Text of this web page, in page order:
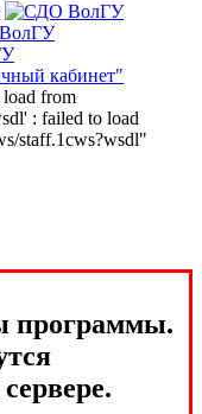
ВолГУ
кабинет"
from
: failed to load
staff.1cws?wsdl"
программы.